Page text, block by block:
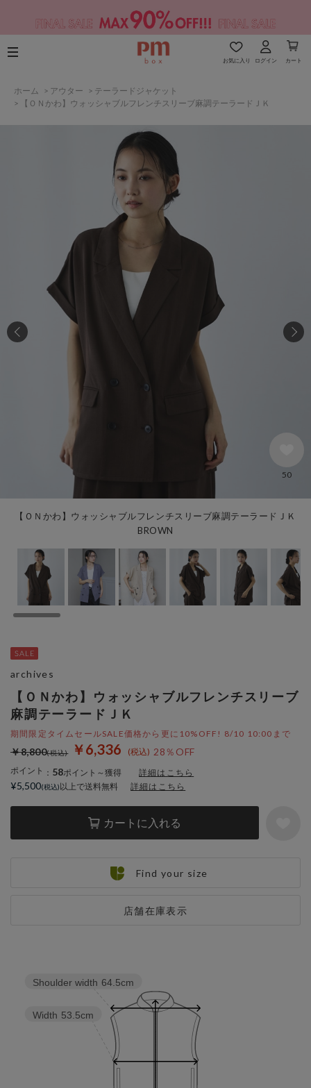
お気に入り ログイン カート
ホーム > アウター > テーラードジャケット
>
【ＯＮかわ】ウォッシャブルフレンチスリーブ麻調テーラードＪＫ
【ＯＮかわ】ウォッシャブルフレンチスリーブ麻調テーラードＪＫ
BROWN
50
【ＯＮかわ】ウォッシャブルフレンチスリーブ
麻調テーラードＪＫ
期間限定タイムセールSALE価格から更に10%OFF! 8/10 10:00まで
￥6,336 28％OFF
￥8,800
ポイント ： 58ポイント～獲得 詳細はこちら
カートに入れる
店舗在庫表示
archives
¥5,500 以上で送料無料 詳細はこちら
Find your size
Width 53.5cm
Shoulder width 64.5cm